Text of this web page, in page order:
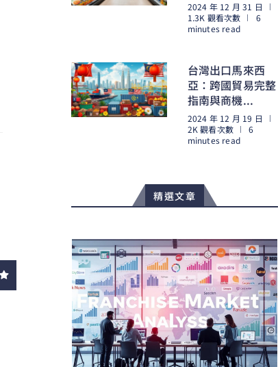
2024 年 12 月 31 日
1.3K 觀看次數
6
minutes read
台灣出口馬來西
亞：跨國貿易完整
指南與商機...
2024 年 12 月 19 日
2K 觀看次數
6
minutes read
精選文章